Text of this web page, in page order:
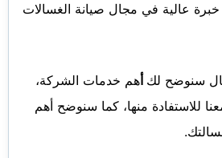
عالية في مجال صيانة الغسالات
سنوضح لك أهم خدمات الشركة،
للاستفادة منها، كما سنوضح أهم